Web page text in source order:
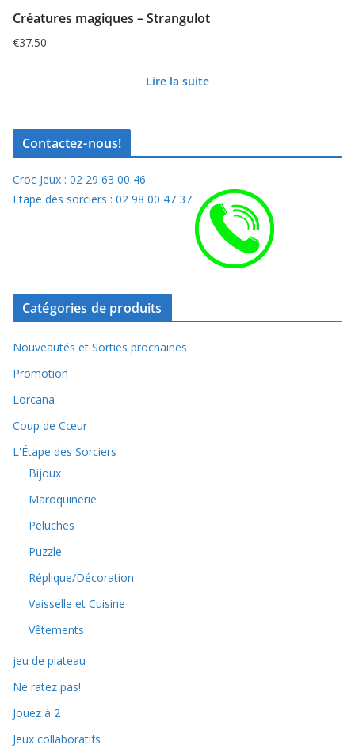
Créatures magiques – Strangulot
€37.50
Lire la suite
Contactez-nous!
Croc Jeux : 02 29 63 00 46
Etape des sorciers : 02 98 00 47 37
Catégories de produits
Nouveautés et Sorties prochaines
Promotion
Lorcana
Coup de Cœur
L'Étape des Sorciers
Bijoux
Maroquinerie
Peluches
Puzzle
Réplique/Décoration
Vaisselle et Cuisine
Vêtements
jeu de plateau
Ne ratez pas!
Jouez à 2
Jeux collaboratifs